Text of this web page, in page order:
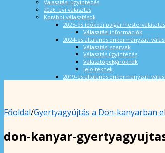
Választási ügyintézés
2026. évi választás
Korábbi választások
2025-ös időközi polgármesterválasztás
Választási információk
2024-es általános önkormányzati
Választási szervek
Választás ügyintézés
Választópolgároknak
Jelölteknek
2019-es általános önkormányzati
Főoldal/Gyertyagyújtás a Don-kanyarban
don-kanyar-